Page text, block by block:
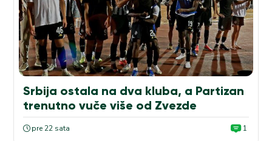
Srbija ostala na dva kluba, a Partizan
trenutno vuče više od Zvezde
pre 22 sata 1